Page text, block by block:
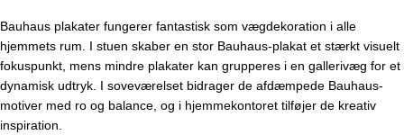
Bauhaus plakater fungerer fantastisk som vægdekoration i alle
hjemmets rum. I stuen skaber en stor Bauhaus-plakat et stærkt visuelt
fokuspunkt, mens mindre plakater kan grupperes i en gallerivæg for et
dynamisk udtryk. I soveværelset bidrager de afdæmpede Bauhaus-
motiver med ro og balance, og i hjemmekontoret tilføjer de kreativ
inspiration.